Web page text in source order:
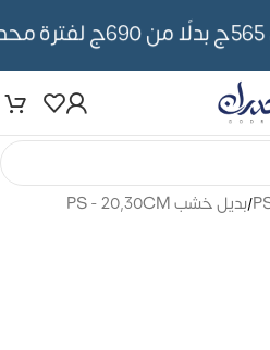
/بديل خشب PS - 20,30CM